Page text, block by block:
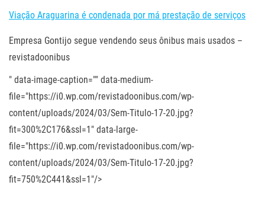
Viação Araguarina é condenada por má prestação de serviços
Empresa Gontijo segue vendendo seus ônibus mais usados –
revistadoonibus
" data-image-caption="" data-medium-
file="https://i0.wp.com/revistadoonibus.com/wp-
content/uploads/2024/03/Sem-Titulo-17-20.jpg?
fit=300%2C176&ssl=1" data-large-
file="https://i0.wp.com/revistadoonibus.com/wp-
content/uploads/2024/03/Sem-Titulo-17-20.jpg?
fit=750%2C441&ssl=1"/>